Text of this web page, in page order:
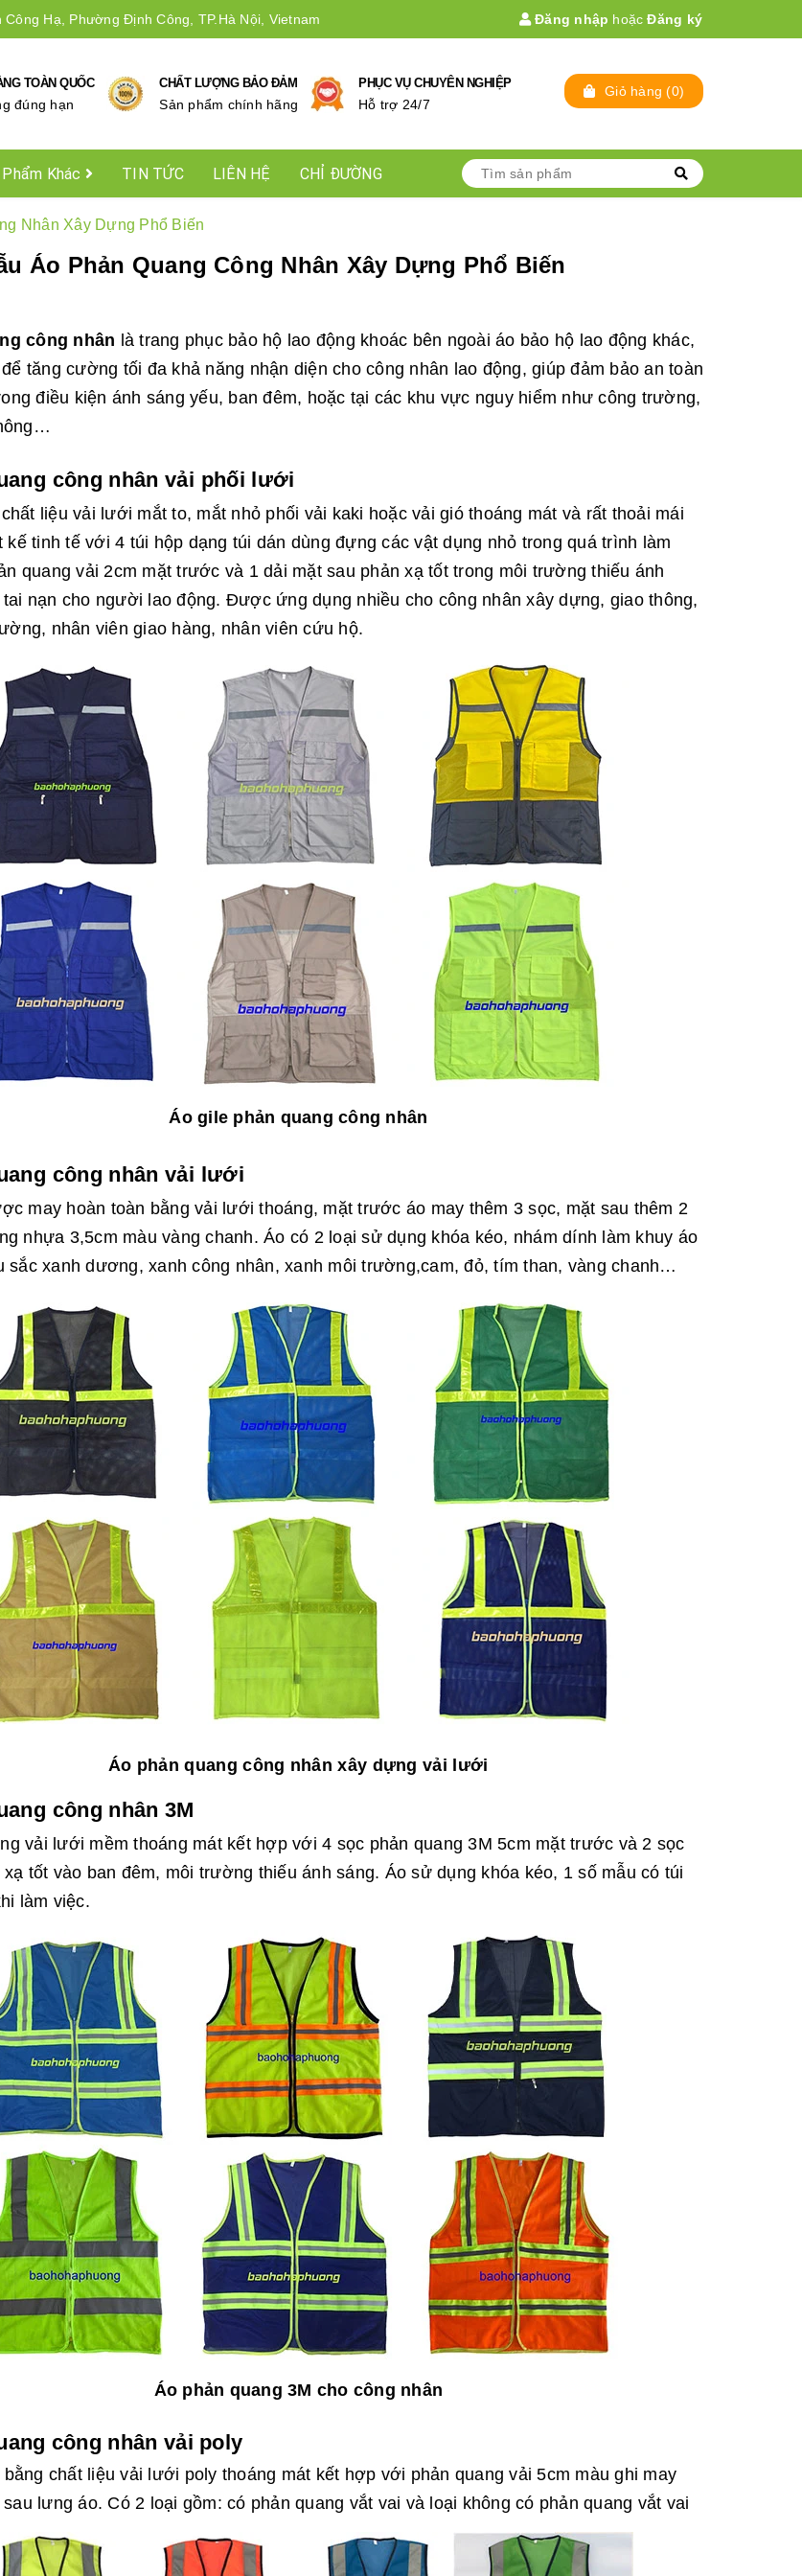
Hạ, Phường Định Công, TP.Hà Nội, Vietnam Đăng nhập hoặc Đăng ký
TOÀN QUỐC
đúng hạn
CHẤT LƯỢNG BẢO ĐẢM
Sản phẩm chính hãng
PHỤC VỤ CHUYÊN NGHIỆP
Hỗ trợ 24/7
Giỏ hàng (0)
Khác TIN TỨC LIÊN HỆ CHỈ ĐƯỜNG
Nhân Xây Dựng Phổ Biến
Áo Phản Quang Công Nhân Xây Dựng Phổ Biến
công nhân là trang phục bảo hộ lao động khoác bên ngoài áo bảo hộ lao động khác,
tăng cường tối đa khả năng nhận diện cho công nhân lao động, giúp đảm bảo an toàn
điều kiện ánh sáng yếu, ban đêm, hoặc tại các khu vực nguy hiểm như công trường,
công nhân vải phối lưới
liệu vải lưới mắt to, mắt nhỏ phối vải kaki hoặc vải gió thoáng mát và rất thoải mái
kế tinh tế với 4 túi hộp dạng túi dán dùng đựng các vật dụng nhỏ trong quá trình làm
quang vải 2cm mặt trước và 1 dải mặt sau phản xạ tốt trong môi trường thiếu ánh
tai nạn cho người lao động. Được ứng dụng nhiều cho công nhân xây dựng, giao thông,
nhân viên giao hàng, nhân viên cứu hộ.
Áo gile phản quang công nhân
công nhân vải lưới
may hoàn toàn bằng vải lưới thoáng, mặt trước áo may thêm 3 sọc, mặt sau thêm 2
nhựa 3,5cm màu vàng chanh. Áo có 2 loại sử dụng khóa kéo, nhám dính làm khuy áo
sắc xanh dương, xanh công nhân, xanh môi trường,cam, đỏ, tím than, vàng chanh…
Áo phản quang công nhân xây dựng vải lưới
công nhân 3M
vải lưới mềm thoáng mát kết hợp với 4 sọc phản quang 3M 5cm mặt trước và 2 sọc
xạ tốt vào ban đêm, môi trường thiếu ánh sáng. Áo sử dụng khóa kéo, 1 số mẫu có túi
làm việc.
Áo phản quang 3M cho công nhân
công nhân vải poly
chất liệu vải lưới poly thoáng mát kết hợp với phản quang vải 5cm màu ghi may
lưng áo. Có 2 loại gồm: có phản quang vắt vai và loại không có phản quang vắt vai